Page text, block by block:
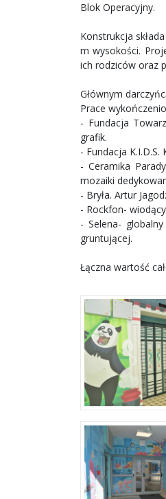
Blok Operacyjny.
Konstrukcja
m wysokości.
ich rodziców oraz
Głównym
Prace
- Fundacja
grafik.
- Fundacja
- Ceramika
mozaiki
- Bryła. Artur
- Rockfon-
- Selena-
gruntującej.
Łączna wartość